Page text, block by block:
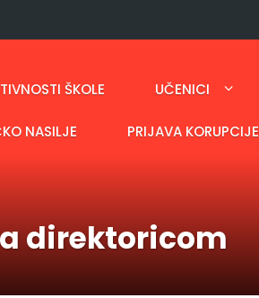
ŠKOLE UČENICI
NASILJE PRIJAVA KORUPCIJE
direktoricom